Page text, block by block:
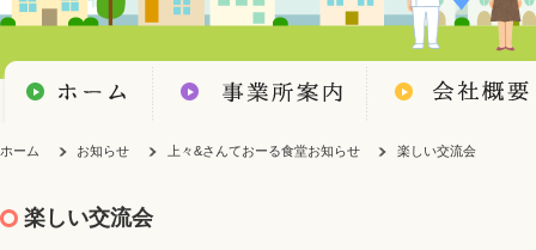
ホーム お知らせ 上々&さんておーる食堂お知らせ 楽しい交流会
楽しい交流会